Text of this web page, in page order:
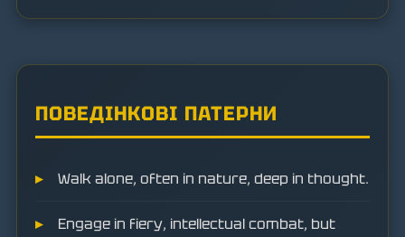
ПОВЕДІНКОВІ ПАТЕРНИ
Walk alone, often in nature, deep in thought.
Engage in fiery, intellectual combat, but